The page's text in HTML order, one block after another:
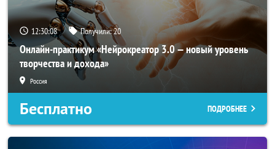
12:30:05 Получили:20
Онлайн-практикум «Нейрокреатор 3.0 — новый уровень
творчества и дохода»
Россия
Бесплатно ПОДРОБНЕЕ